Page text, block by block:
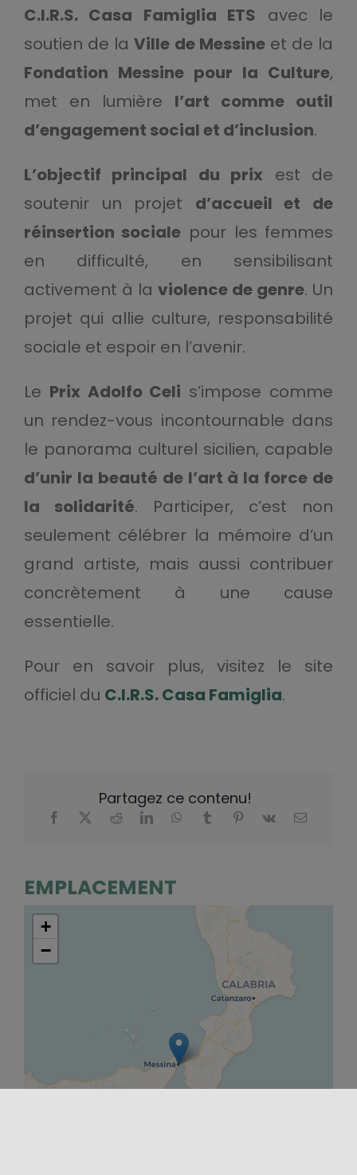
C.I.R.S. Casa Famiglia ETS avec le
soutien de laVille de Messineet de la
Fondation Messine pour la Culture,
met en lumière l’art comme outil
d’engagement social et d’inclusion.
L’objectif principal du prix est de
soutenir un projet d’accueil et de
réinsertion sociale pour les femmes
en difficulté, en sensibilisant
activement à la violence de genre. Un
projet qui allie culture, responsabilité
sociale et espoir en l’avenir.
Le Prix Adolfo Celi s’impose comme
un rendez-vous incontournable dans
le panorama culturel sicilien, capable
d’unir la beauté de l’art à la force de
la solidarité. Participer, c’est non
seulement célébrer la mémoire d’un
grand artiste, mais aussi contribuer
concrètement à une cause
essentielle.
Pour en savoir plus, visitez le site
officiel du C.I.R.S. Casa Famiglia.
Partagez ce contenu!
EMPLACEMENT
+
−